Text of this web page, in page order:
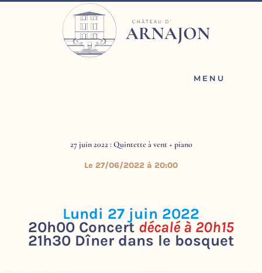
MENU
27 juin 2022 : Quintette à vent + piano
Le 27/06/2022 à 20:00
Lundi 27 juin 2022
20h00 Concert décalé à 20h15
21h30 Dîner dans le bosquet